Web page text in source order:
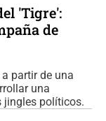
'Tigre':
de
partir de una
una
jingles políticos.